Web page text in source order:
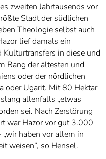
zweiten Jahrtausends vor
Stadt der südlichen
Theologie selbst auch
lief damals ein
in diese und
Rang der ältesten und
oder der nördlichen
oder Ugarit. Mit 80 Hektar
allenfalls „etwas
sei. Nach Zerstörung
war Hazor vor gut 3.000
haben vor allem in
weisen“, so Hensel.